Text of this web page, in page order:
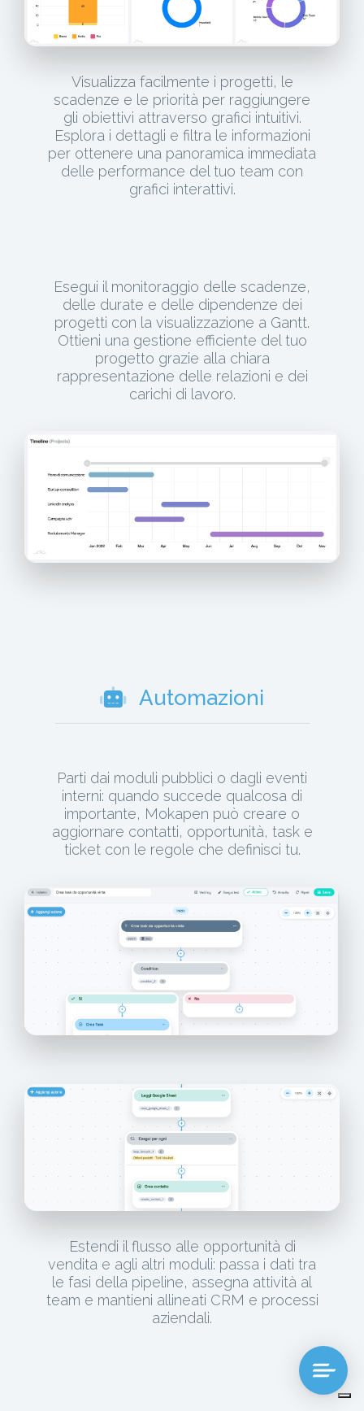
Visualizza facilmente i progetti, le
scadenze e le priorità per raggiungere
gli obiettivi attraverso grafici intuitivi.
Esplora i dettagli e filtra le informazioni
per ottenere una panoramica immediata
delle performance del tuo team con
grafici interattivi.
Esegui il monitoraggio delle scadenze,
delle durate e delle dipendenze dei
progetti con la visualizzazione a Gantt.
Ottieni una gestione efficiente del tuo
progetto grazie alla chiara
rappresentazione delle relazioni e dei
carichi di lavoro.
Automazioni
Parti dai moduli pubblici o dagli eventi
interni: quando succede qualcosa di
importante, Mokapen può creare o
aggiornare contatti, opportunità, task e
ticket con le regole che definisci tu.
Estendi il flusso alle opportunità di
vendita e agli altri moduli: passa i dati tra
le fasi della pipeline, assegna attività al
team e mantieni allineati CRM e processi
aziendali.